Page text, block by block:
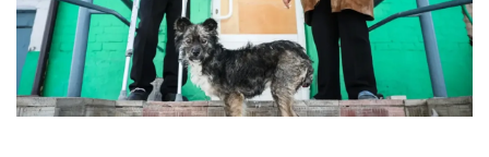
звоните:
+7 (929) 612-03-68